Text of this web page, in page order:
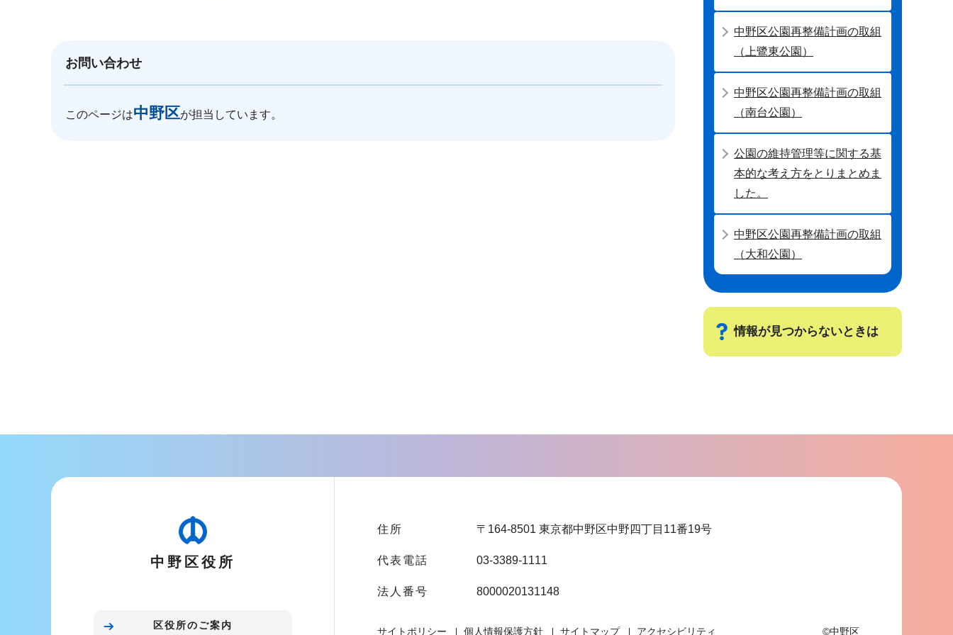
お問い合わせ
このページは中野区が担当しています。
中野区公園再整備計画の取組
（上鷺東公園）
中野区公園再整備計画の取組
（南台公園）
公園の維持管理等に関する基
本的な考え方をとりまとめま
した。
中野区公園再整備計画の取組
（大和公園）
情報が見つからないときは
ー
中野区役所
区役所のご案内
住所 〒164-8501 東京都中野区中野四丁目11番19号
代表電話 03-3389-1111
法人番号 8000020131148
サイトポリシー 個人情報保護方針 サイトマップ アクセシビリティ ©中野区